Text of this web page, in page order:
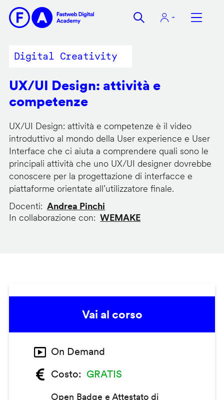
contenuto
Digital Creativity
UX/UI Design: attività e
competenze
UX/UI Design: attività e competenze è il video
introduttivo al mondo della User experience e User
Interface che ci aiuta a comprendere quali sono le
principali attività che uno UX/UI designer dovrebbe
conoscere per la progettazione di interfacce e
piattaforme orientate all’utilizzatore finale.
Docenti
Andrea Pinchi
In collaborazione con
WEMAKE
Vai al corso
On Demand
Costo
GRATIS
Open Badge e Attestato di